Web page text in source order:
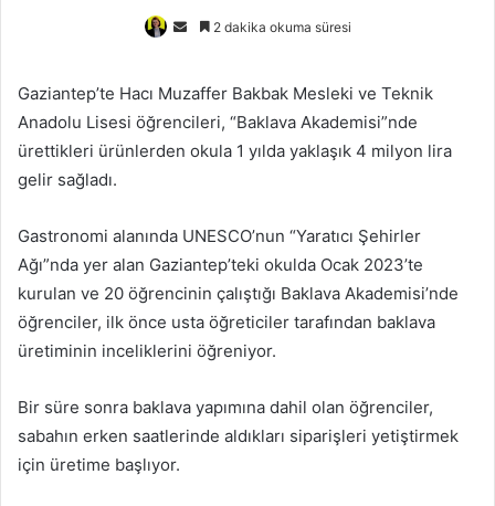
Bir
göndermek
2 dakika okuma süresi
Gaziantep’te Hacı Muzaffer Bakbak Mesleki ve Teknik
Anadolu Lisesi öğrencileri, “Baklava Akademisi”nde
ürettikleri ürünlerden okula 1 yılda yaklaşık 4 milyon lira
gelir sağladı.
Gastronomi alanında UNESCO’nun “Yaratıcı Şehirler
Ağı”nda yer alan Gaziantep’teki okulda Ocak 2023’te
kurulan ve 20 öğrencinin çalıştığı Baklava Akademisi’nde
öğrenciler, ilk önce usta öğreticiler tarafından baklava
üretiminin inceliklerini öğreniyor.
Bir süre sonra baklava yapımına dahil olan öğrenciler,
sabahın erken saatlerinde aldıkları siparişleri yetiştirmek
için üretime başlıyor.